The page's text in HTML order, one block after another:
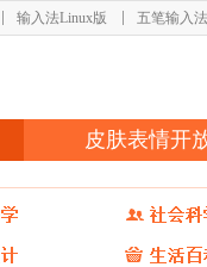
输入法Linux版 五笔输入法
皮肤表情开